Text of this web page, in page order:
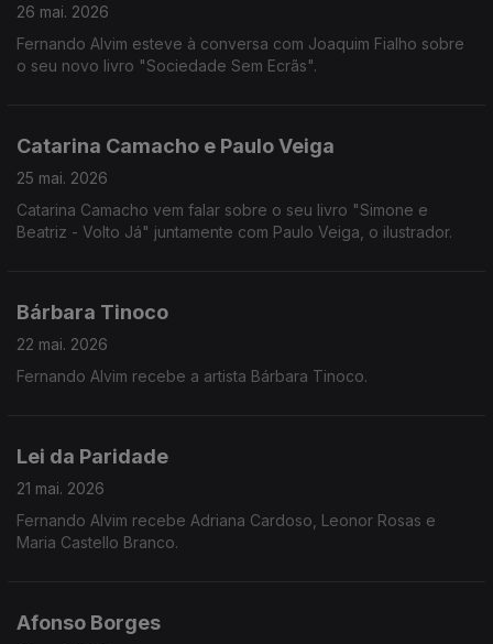
26 mai. 2026
Fernando Alvim esteve à conversa com Joaquim Fialho sobre
o seu novo livro "Sociedade Sem Ecrãs".
Catarina Camacho e Paulo Veiga
25 mai. 2026
Catarina Camacho vem falar sobre o seu livro "Simone e
Beatriz - Volto Já" juntamente com Paulo Veiga, o ilustrador.
Bárbara Tinoco
22 mai. 2026
Fernando Alvim recebe a artista Bárbara Tinoco.
Lei da Paridade
21 mai. 2026
Fernando Alvim recebe Adriana Cardoso, Leonor Rosas e
Maria Castello Branco.
Afonso Borges